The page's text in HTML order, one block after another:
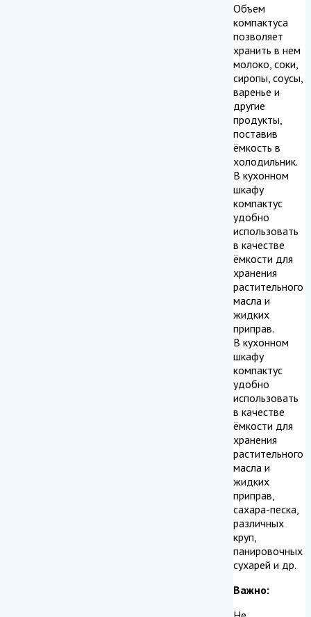
Объем
компактуса
позволяет
хранить в нем
молоко, соки,
сиропы, соусы,
варенье и
другие
продукты,
поставив
ёмкость в
холодильник.
В кухонном
шкафу
компактус
удобно
использовать
в качестве
ёмкости для
хранения
растительного
масла и
жидких
приправ.
В кухонном
шкафу
компактус
удобно
использовать
в качестве
ёмкости для
хранения
растительного
масла и
жидких
приправ,
сахара-песка,
различных
круп,
панировочных
сухарей и др.
Важно: